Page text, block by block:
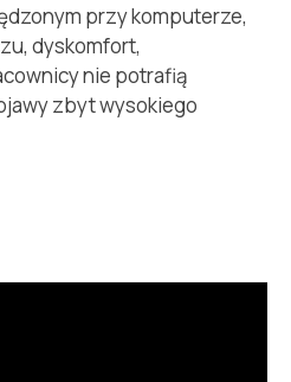
przy komputerze,
dyskomfort,
nie potrafią
zbyt wysokiego